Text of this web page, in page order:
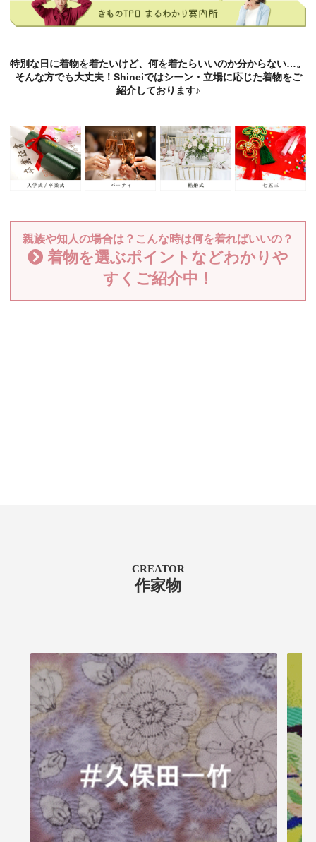
特別な日に着物を着たいけど、何を着たらいいのか分からない…。
そんな方でも大丈夫！Shineiではシーン・立場に応じた着物をご
紹介しております♪
親族や知人の場合は？こんな時は何を着ればいいの？
着物を選ぶポイントなどわかりや
すくご紹介中！
CREATOR
作家物